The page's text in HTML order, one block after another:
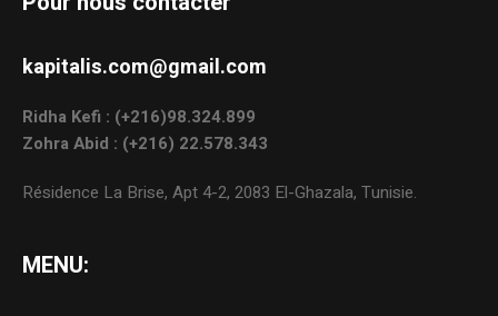
kapitalis.com@gmail.com
Ridha Kefi : (+216)98.324.899
Zohra Abid : (+216) 22.578.343
Résidence La Brise, Apt 4-2, 2083 El-Ghazala, Tunisie.
MENU: